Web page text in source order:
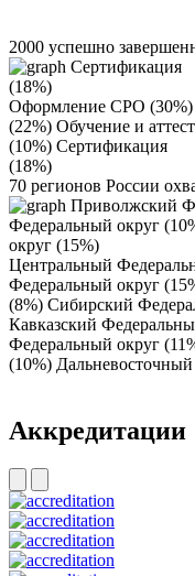
2000 успешно
Сертификация
(18%)
Оформление СРО (30%)
(22%) Обучение и
(10%) Сертификация
(18%)
70 регионов России
Приволжский
Федеральный округ
округ (15%)
Центральный
Федеральный округ
(8%) Сибирский
Кавказский
Федеральный округ
(10%)
Aккредитации